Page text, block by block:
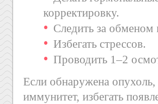
корректировку.
Следить за обменом
Избегать стрессов.
Проводить 1–2
Если обнаружена
иммунитет, избегать